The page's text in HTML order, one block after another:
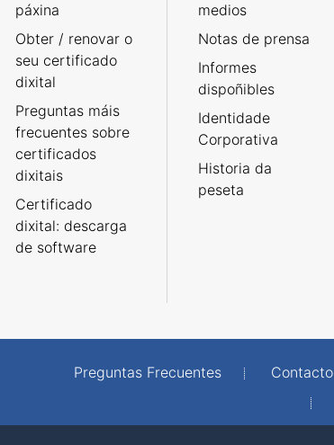
páxina
Obter / renovar o
seu certificado
dixital
Preguntas máis
frecuentes sobre
certificados
dixitais
Certificado
dixital: descarga
de software
medios
Notas de prensa
Informes
dispoñibles
Identidade
Corporativa
Historia da
peseta
Preguntas Frecuentes Contacto